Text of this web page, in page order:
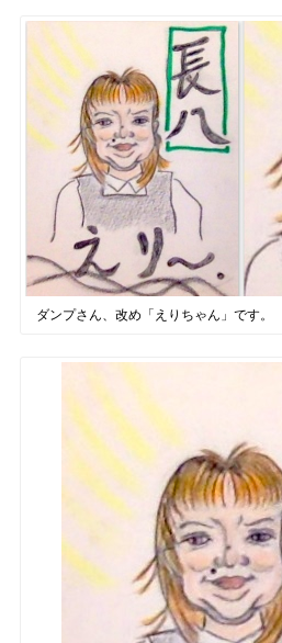
ダンプさん、改め「えりちゃん」です。